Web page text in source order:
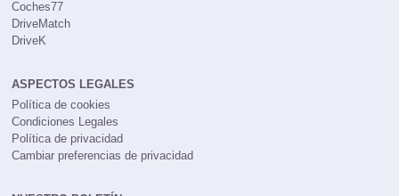
Coches77
DriveMatch
DriveK
ASPECTOS LEGALES
Política de cookies
Condiciones Legales
Política de privacidad
Cambiar preferencias de privacidad